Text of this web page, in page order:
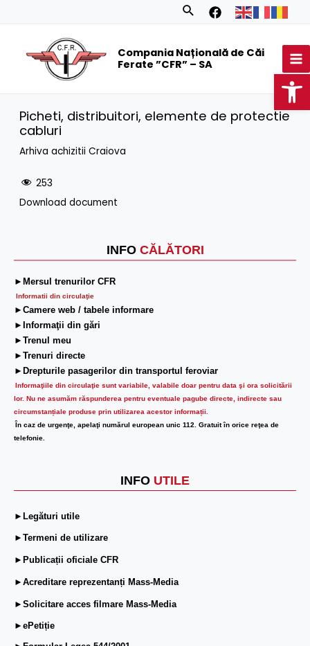
Search
Compania Națională de Căi
Ferate ”CFR” – SA
INFO CĂLĂTORI
►Mersul trenurilor CFR
Informatii din circulaţie
►Camere web / tabele informare
►Informaţii din gări
►Trenul meu
►Trenuri directe
►Drepturile pasagerilor din transportul feroviar
Informaţiile din circulaţie sunt variabile, valabile doar pentru data şi ora solicitării
lor. Nu ne asumăm răspunderea pentru eventuale pagube directe, indirecte sau
circumstanțiale produse prin utilizarea acestor informații.
În caz de urgenţe, apelaţi numărul european unic 112. Gratuit în orice reţea de
telefonie.
INFO UTILE
►Legături utile
►Termeni de utilizare
►Publicații oficiale CFR
►Acreditare reprezentanți Mass-Media
►Solicitare acces filmare Mass-Media
►ePetiție
Picheti, distribuitori, elemente de protectie
cabluri
Arhiva achizitii Craiova
253
Download document